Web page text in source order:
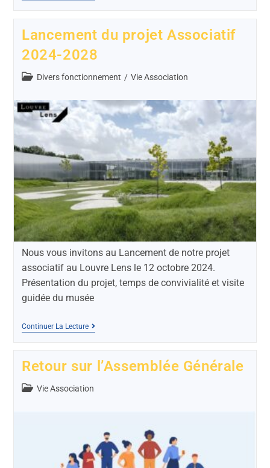
Lancement du projet Associatif
2024-2028
Divers fonctionnement / Vie Association
Nous vous invitons au Lancement de notre projet
associatif au Louvre Lens le 12 octobre 2024.
Présentation du projet, temps de convivialité et visite
guidée du musée
Continuer La Lecture
Retour sur l’Assemblée Générale
Vie Association